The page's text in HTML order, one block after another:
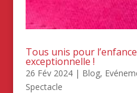
Tous unis pour
exceptionnelle !
26 Fév 2024| Blog,
Spectacle